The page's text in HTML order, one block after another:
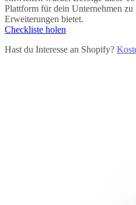
Plattform für dein Unternehmen
Erweiterungen bietet.
Checkliste holen
Hast du Interesse an Shopify?